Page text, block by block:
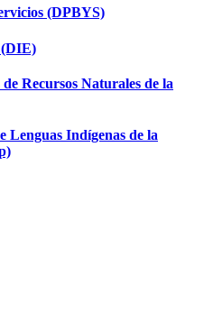
(DPBYS)
(DIE)
Recursos Naturales de la
Lenguas Indígenas de la